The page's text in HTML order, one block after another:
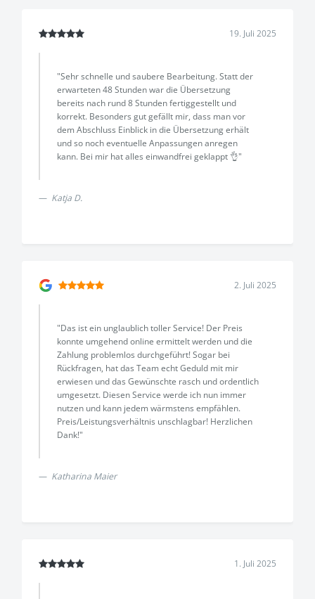
19. Juli 2025
"Sehr schnelle und saubere Bearbeitung. Statt der
erwarteten 48 Stunden war die Übersetzung
bereits nach rund 8 Stunden fertiggestellt und
korrekt. Besonders gut gefällt mir, dass man vor
dem Abschluss Einblick in die Übersetzung erhält
und so noch eventuelle Anpassungen anregen
kann. Bei mir hat alles einwandfrei geklappt 👌"
Katja D.
2. Juli 2025
"Das ist ein unglaublich toller Service! Der Preis
konnte umgehend online ermittelt werden und die
Zahlung problemlos durchgeführt! Sogar bei
Rückfragen, hat das Team echt Geduld mit mir
erwiesen und das Gewünschte rasch und ordentlich
umgesetzt. Diesen Service werde ich nun immer
nutzen und kann jedem wärmstens empfählen.
Preis/Leistungsverhältnis unschlagbar! Herzlichen
Dank!"
Katharina Maier
1. Juli 2025